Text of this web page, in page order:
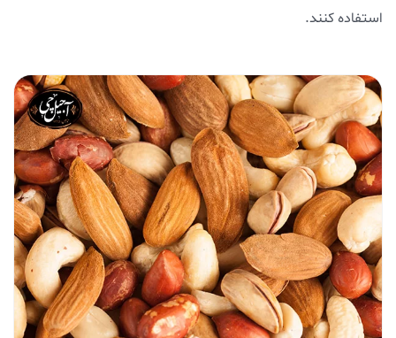
استفاده کنند.